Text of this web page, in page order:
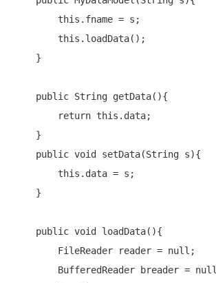
this .fname = s;
this .loadData();
public String getData(){
return this .data;
public void
setData(String s){
this .data = s;
public void
loadData(){
        FileReader reader =
null ;
        BufferedReader breader =
null